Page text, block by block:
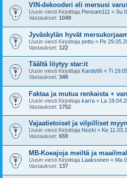
VIN-dekooderi eli mersusi
Uusin viesti Kirjoittaja Pensam111 « Su
Vastaukset: 1049
Jyväskylän hyvät
Uusin viesti Kirjoittaja pettu « Pe
Vastaukset: 122
Täältä löytyy star:it
Uusin viesti Kirjoittaja Karde66 « Ti
Vastaukset: 348
Faktaa ja mutua renkaista +
Uusin viesti Kirjoittaja karra « La
Vastaukset: 1752
Vajaatietoiset ja vilpilliset
Uusin viesti Kirjoittaja Nozki « Ke
Vastaukset: 659
MB-Koeajoja meiltä ja
Uusin viesti Kirjoittaja Laaksonen « Ma
Vastaukset: 137